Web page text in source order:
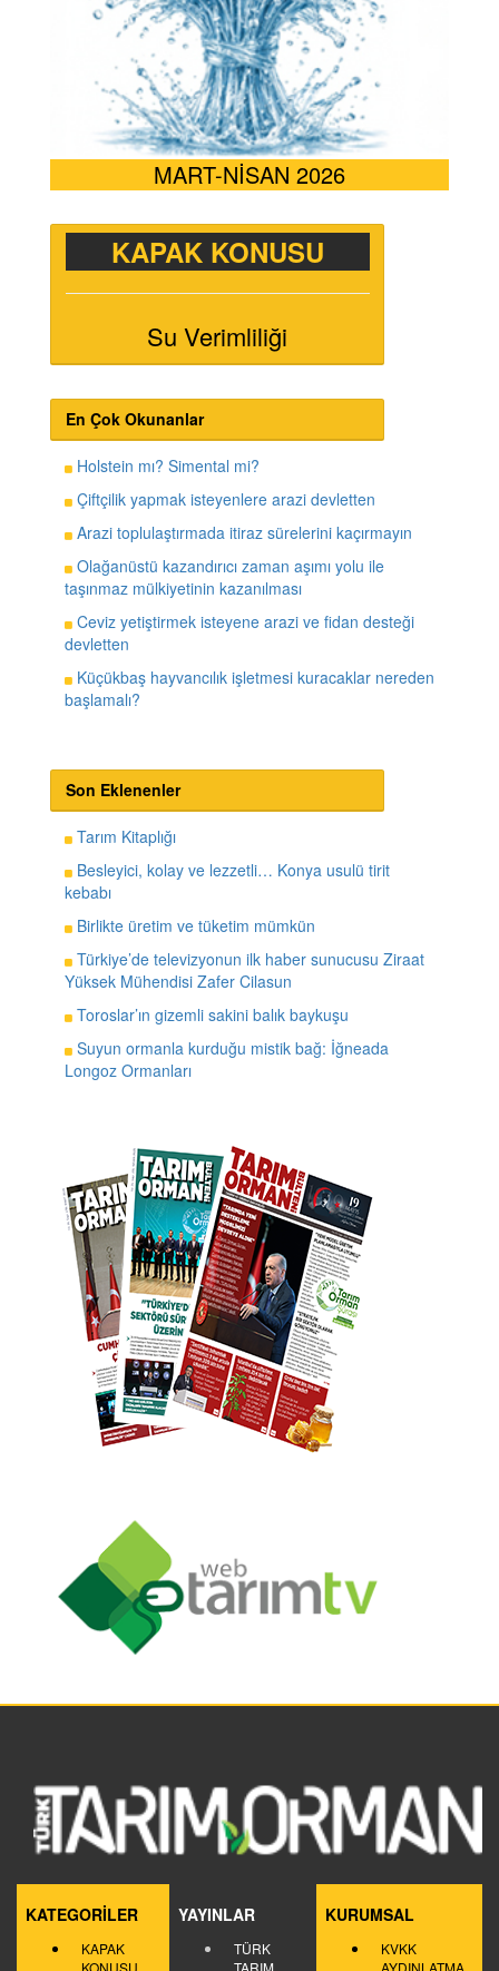
MART-NİSAN 2026
KAPAK KONUSU
Su Verimliliği
En Çok Okunanlar
Holstein mı? Simental mi?
Çiftçilik yapmak isteyenlere arazi devletten
Arazi toplulaştırmada itiraz sürelerini kaçırmayın
Olağanüstü kazandırıcı zaman aşımı yolu ile
taşınmaz mülkiyetinin kazanılması
Ceviz yetiştirmek isteyene arazi ve fidan desteği
devletten
Küçükbaş hayvancılık işletmesi kuracaklar nereden
başlamalı?
Son Eklenenler
Tarım Kitaplığı
Besleyici, kolay ve lezzetli… Konya usulü tirit
kebabı
Birlikte üretim ve tüketim mümkün
Türkiye’de televizyonun ilk haber sunucusu Ziraat
Yüksek Mühendisi Zafer Cilasun
Toroslar’ın gizemli sakini balık baykuşu
Suyun ormanla kurduğu mistik bağ: İğneada
Longoz Ormanları
KATEGORİLER
KAPAK
KONUSU
YAYINLAR
TÜRK
TARIM
KURUMSAL
KVKK
AYDINLATMA